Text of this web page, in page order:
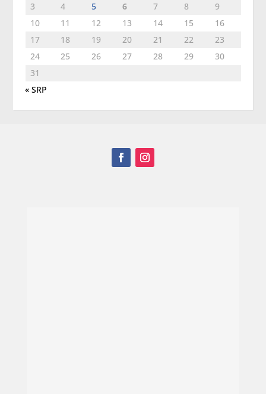
3
4 5 6 7 8
9
10
11 12 13 14 15
16
17
18 19 20 21 22
23
24
25 26 27 28 29
30
31
« SRP